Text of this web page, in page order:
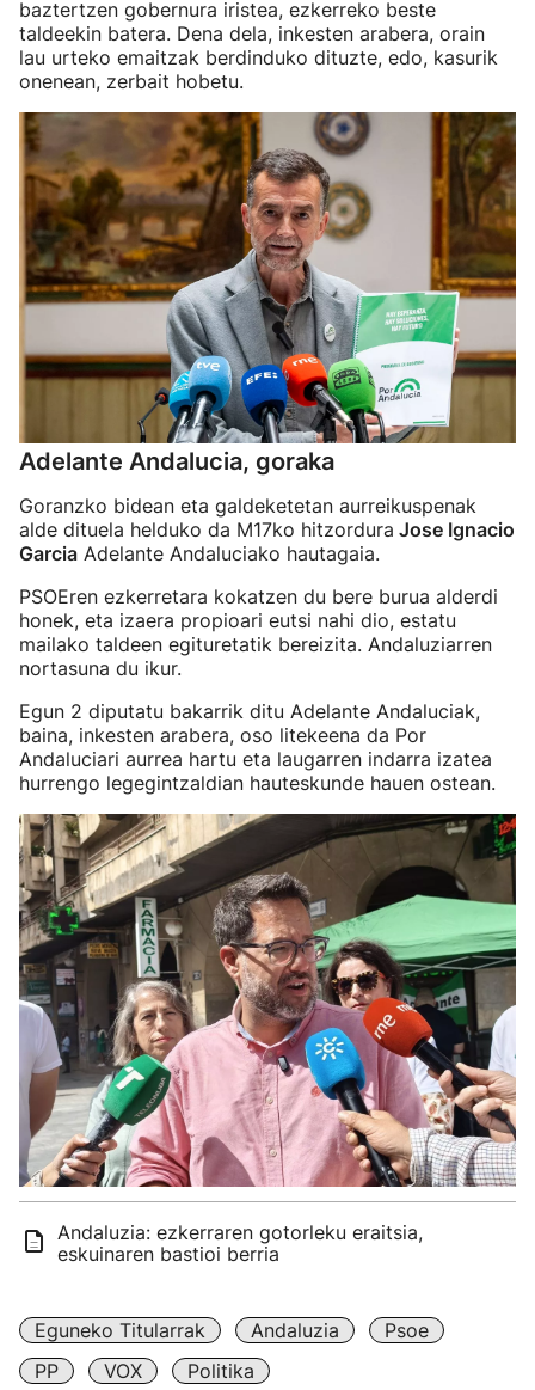
baztertzen gobernura iristea, ezkerreko beste
taldeekin batera. Dena dela, inkesten arabera, orain
lau urteko emaitzak berdinduko dituzte, edo, kasurik
onenean, zerbait hobetu.
Adelante Andalucia, goraka
Goranzko bidean eta galdeketetan aurreikuspenak
alde dituela helduko da M17ko hitzordura Jose Ignacio
Garcia Adelante Andaluciako hautagaia.
PSOEren ezkerretara kokatzen du bere burua alderdi
honek, eta izaera propioari eutsi nahi dio, estatu
mailako taldeen egituretatik bereizita. Andaluziarren
nortasuna du ikur.
Egun 2 diputatu bakarrik ditu Adelante Andaluciak,
baina, inkesten arabera, oso litekeena da Por
Andaluciari aurrea hartu eta laugarren indarra izatea
hurrengo legegintzaldian hauteskunde hauen ostean.
Andaluzia: ezkerraren gotorleku eraitsia,
eskuinaren bastioi berria
Eguneko Titularrak Andaluzia
Psoe
PP
VOX Politika